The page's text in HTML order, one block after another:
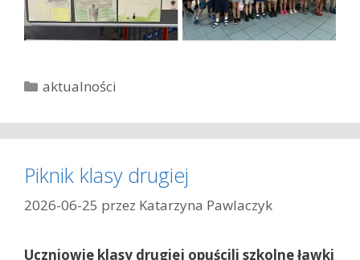
K
t
e
o
r
aktualności
Piknik klasy drugiej
2026-06-25 przez Katarzyna Pawlaczyk
Uczniowie klasy drugiej opuścili szkolne ławki